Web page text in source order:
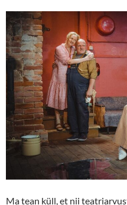
Ma tean küll, et nii